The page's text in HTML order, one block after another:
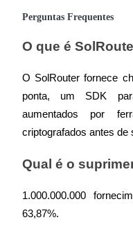
Perguntas Frequentes
O que é
O SolRouter fornece
ponta, um SDK
aumentados por
criptografados antes de
Qual é o
1.000.000.000
63,87%.